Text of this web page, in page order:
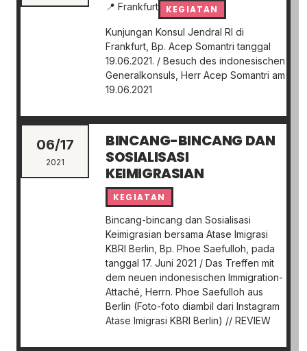
📍 Frankfurt
KEGIATAN
Kunjungan Konsul Jendral RI di
Frankfurt, Bp. Acep Somantri tanggal
19.06.2021. / Besuch des indonesischen
Generalkonsuls, Herr Acep Somantri am
19.06.2021
06/17
2021
BINCANG-BINCANG DAN
SOSIALISASI
KEIMIGRASIAN
KEGIATAN
Bincang-bincang dan Sosialisasi
Keimigrasian bersama Atase Imigrasi
KBRI Berlin, Bp. Phoe Saefulloh, pada
tanggal 17. Juni 2021 / Das Treffen mit
dem neuen indonesischen Immigration-
Attaché, Herrn. Phoe Saefulloh aus
Berlin (Foto-foto diambil dari Instagram
Atase Imigrasi KBRI Berlin) // REVIEW